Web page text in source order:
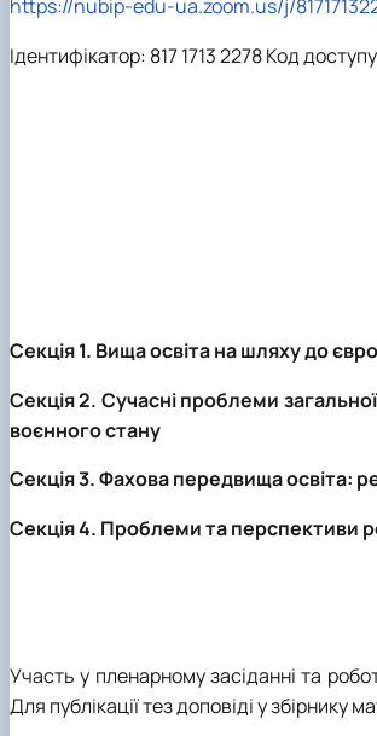
https://nubip-edu-ua.zoom.us/j/
Ідентифікатор: 817 1713 2278 Код
Секція 1. Вища освіта на шляху до
Секція 2. Сучасні проблеми
воєнного стану
Секція 3. Фахова передвища освіта:
Секція 4. Проблеми та перспективи
Участь у пленарному засіданні та
Для публікації тез доповіді у збірнику